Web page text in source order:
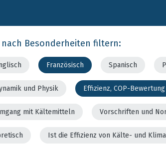
nach Besonderheiten filtern:
Französisch Spanisch
und Physik Effizienz, COP-Bewertung
mit Kältemitteln Vorschriften und
Ist die Effizienz von Kälte- und